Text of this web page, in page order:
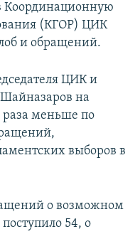
Координационную
(КГОР) ЦИК
и обращений.
ЦИК и
на
раза меньше по
выборов в
о возможном
54, о